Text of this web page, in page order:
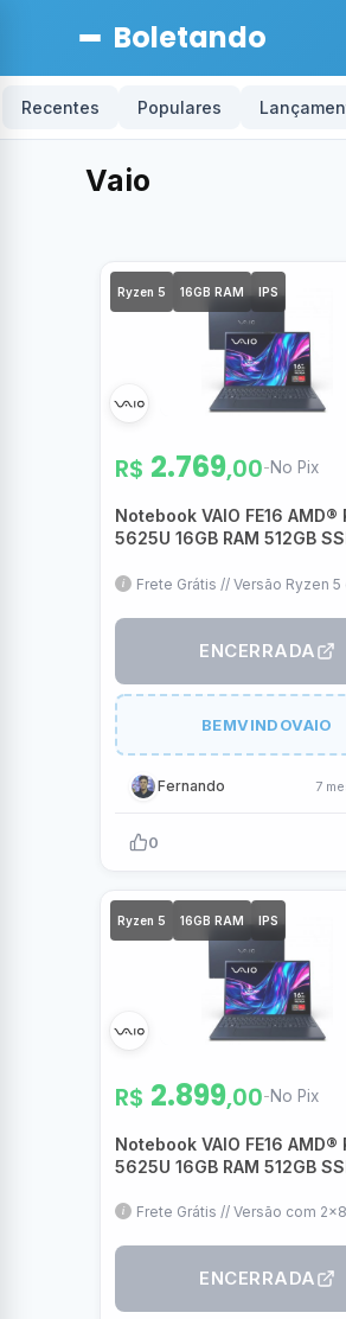
Boletando
Recentes Populares
Vaio
Ryzen 5 16GB RAM IPS
R$ 2.769,00- No Pix
Notebook VAIO FE16 AMD®
5625U 16GB RAM 512GB
Grafite – VJFE69F11X-
Frete Grátis // Versão Ryzen 5
(Pode formatar, mantendo a
Teclado ABNT2ENCERRADA
BEMVINDOVAIO
Fernando 7
0
Ryzen 5 16GB RAM IPS
R$ 2.899,00- No Pix
Notebook VAIO FE16 AMD®
5625U 16GB RAM 512GB
Grafite – VJFE69F11X-
Frete Grátis // Versão com
mantendo a garantia) //
ENCERRADA